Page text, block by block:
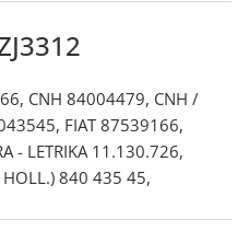
CNH 84004479, CNH /
FIAT 87539166,
- LETRIKA 11.130.726,
HOLL.) 840 435 45,